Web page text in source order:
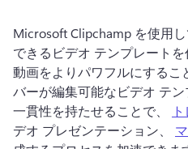
Microsoft Clipchamp を使用
できるビデオ テンプレート
動画をよりパワフルにするこ
バーが編集可能なビデオ テ
一貫性を持たせることで、
デオ プレゼンテーション、